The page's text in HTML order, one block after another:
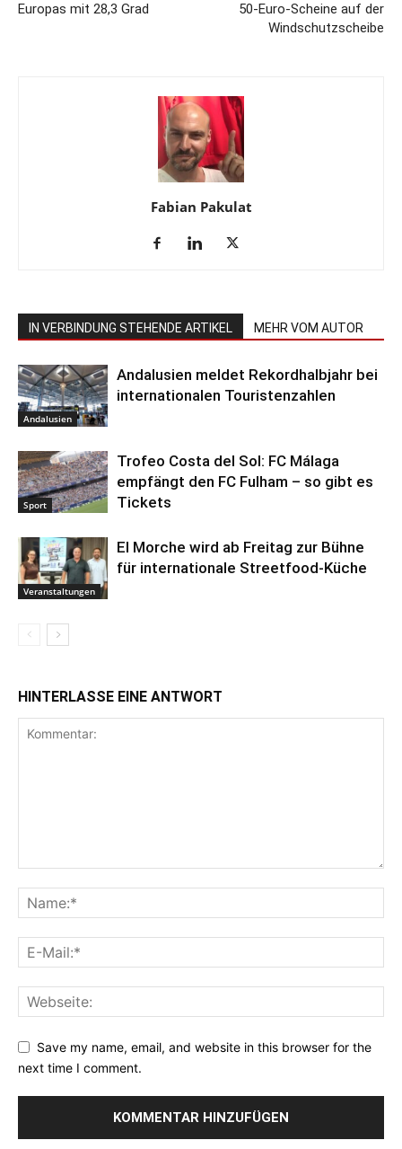
Europas mit 28,3 Grad
50-Euro-Scheine auf der
Windschutzscheibe
Fabian Pakulat
IN VERBINDUNG STEHENDE ARTIKEL MEHR VOM AUTOR
Andalusien
Andalusien meldet Rekordhalbjahr bei
internationalen Touristenzahlen
Sport
Trofeo Costa del Sol: FC Málaga
empfängt den FC Fulham – so gibt es
Tickets
Veranstaltungen
El Morche wird ab Freitag zur Bühne
für internationale Streetfood-Küche
HINTERLASSE EINE ANTWORT
Save my name, email, and website in this browser for the
next time I comment.